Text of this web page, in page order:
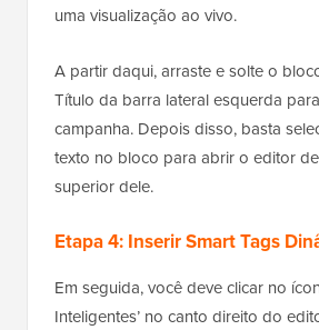
uma visualização ao vivo.
A partir daqui, arraste e solte o
Título da barra lateral esquerda
campanha. Depois disso, basta
texto no bloco para abrir o editor
superior dele.
Etapa 4: Inserir Smart Tags
Em seguida, você deve clicar no
Inteligentes’ no canto direito do